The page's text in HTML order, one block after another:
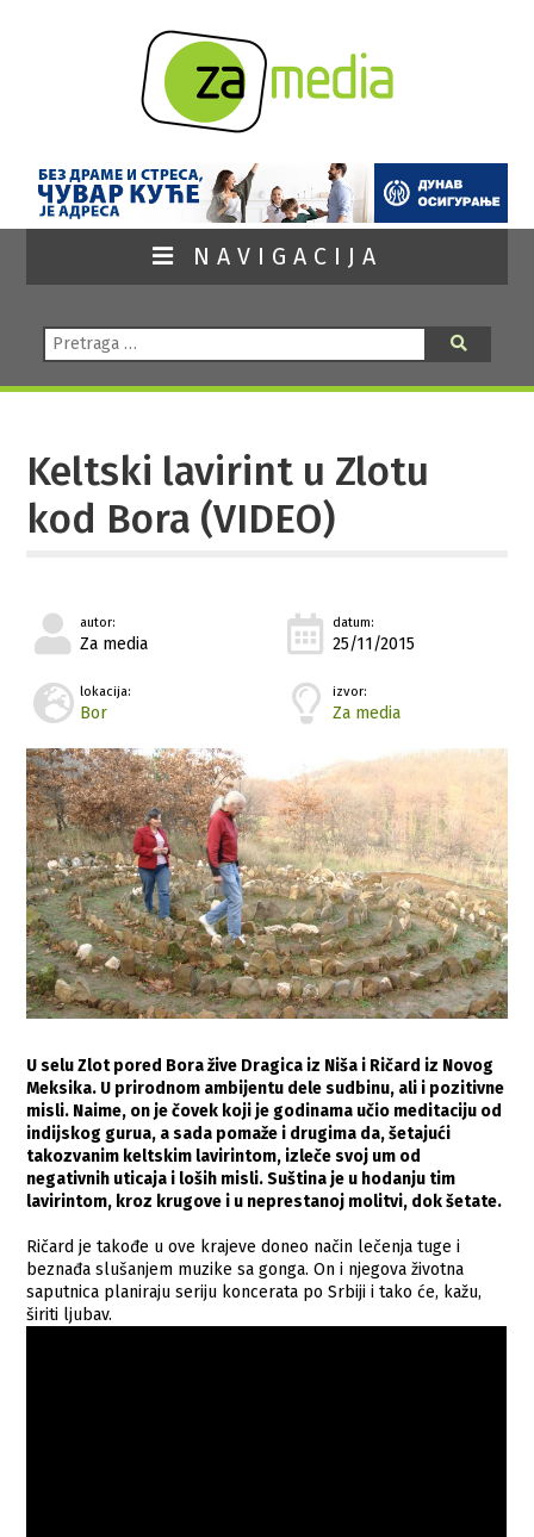
NAVIGACIJA
Pretraga:
Keltski lavirint u Zlotu
kod Bora (VIDEO)
autor:
Za media
datum:
25/11/2015
lokacija:
Bor
izvor:
Za media
U selu Zlot pored Bora žive Dragica iz Niša i Ričard iz Novog
Meksika. U prirodnom ambijentu dele sudbinu, ali i pozitivne
misli. Naime, on je čovek koji je godinama učio meditaciju od
indijskog gurua, a sada pomaže i drugima da, šetajući
takozvanim keltskim lavirintom, izleče svoj um od
negativnih uticaja i loših misli. Suština je u hodanju tim
lavirintom, kroz krugove i u neprestanoj molitvi, dok šetate.
Ričard je takođe u ove krajeve doneo način lečenja tuge i
beznađa slušanjem muzike sa gonga. On i njegova životna
saputnica planiraju seriju koncerata po Srbiji i tako će, kažu,
širiti ljubav.